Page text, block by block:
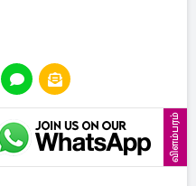
விளம்பரம்